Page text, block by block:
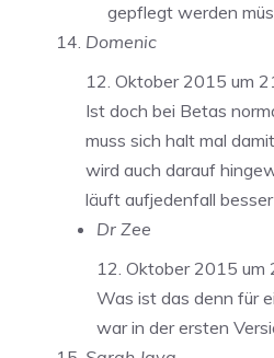
gepflegt werden
Domenic
12. Oktober 2015 um
Ist doch bei Betas
muss sich halt mal
wird auch darauf
läuft aufjedenfall
Dr Zee
12. Oktober 2015 um
Was ist das denn für
war in der ersten